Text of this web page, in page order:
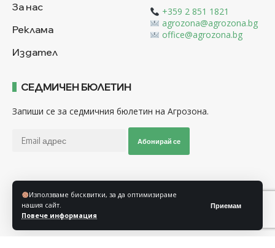
Използваме бисквитки, за да оптимизираме
нашия сайт.
Повече информация
Приемам
За нас
Реклама
Издател
+359 2 851 1821
agrozona@agrozona.bg
office@agrozona.bg
СЕДМИЧЕН БЮЛЕТИН
Запиши се за седмичния бюлетин на Агрозона.
Абонирай се
Последвайте ни